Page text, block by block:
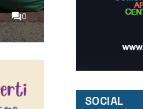
0
SOCIAL